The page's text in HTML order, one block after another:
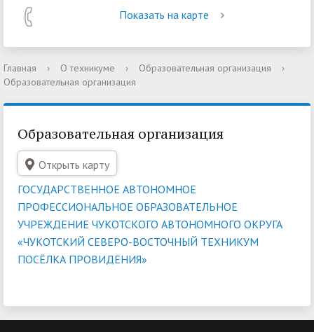
Показать на карте
Главная › О техникуме › Образовательная организация
›
Образовательная организация
Образовательная организация
Открыть карту
ГОСУДАРСТВЕННОЕ АВТОНОМНОЕ
ПРОФЕССИОНАЛЬНОЕ ОБРАЗОВАТЕЛЬНОЕ
УЧРЕЖДЕНИЕ ЧУКОТСКОГО АВТОНОМНОГО ОКРУГА
«ЧУКОТСКИЙ СЕВЕРО-ВОСТОЧНЫЙ ТЕХНИКУМ
ПОСЁЛКА ПРОВИДЕНИЯ»